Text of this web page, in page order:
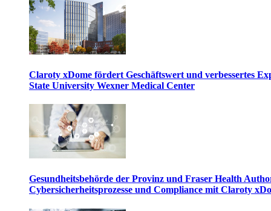
Claroty xDome fördert Geschäftswert und verbessertes
State University Wexner Medical Center
Gesundheitsbehörde der Provinz und Fraser Health
Cybersicherheitsprozesse und Compliance mit Claroty